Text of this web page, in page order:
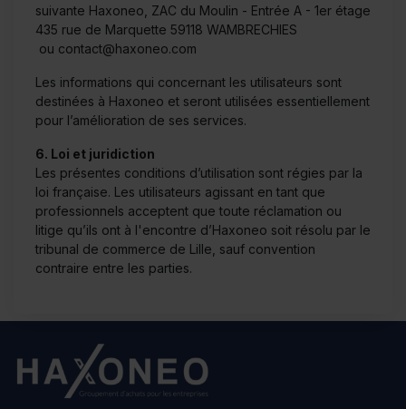
suivante Haxoneo, ZAC du Moulin - Entrée A - 1er étage
435 rue de Marquette 59118 WAMBRECHIES
ou contact@haxoneo.com
Les informations qui concernant les utilisateurs sont
destinées à Haxoneo et seront utilisées essentiellement
pour l’amélioration de ses services.
6. Loi et juridiction
Les présentes conditions d’utilisation sont régies par la
loi française. Les utilisateurs agissant en tant que
professionnels acceptent que toute réclamation ou
litige qu’ils ont à l'encontre d’Haxoneo soit résolu par le
tribunal de commerce de Lille, sauf convention
contraire entre les parties.